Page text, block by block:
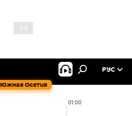
Южная Осетия
РУС
01:00